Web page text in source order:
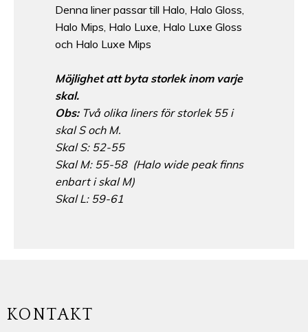
Denna liner passar till Halo, Halo Gloss,
Halo Mips, Halo Luxe, Halo Luxe Gloss
och Halo Luxe Mips
Möjlighet att byta storlek inom varje
skal.
Obs:Två olika liners för storlek 55 i
skal S och M.
Skal S: 52-55
Skal M: 55-58 (Halo wide peak finns
enbart i skal M)
Skal L: 59-61
KONTAKT